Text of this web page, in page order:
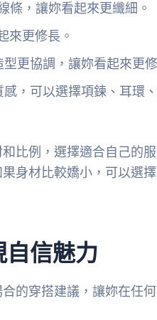
條，讓妳看起來更纖細。
來更修長。
更協調，讓妳看起來更修
，可以選擇項鍊、耳環
比例，選擇適合自己的
身材比較嬌小，可以選
信魅力
的穿搭建議，讓妳在任